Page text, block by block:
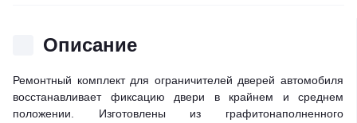
Описание
Ремонтный комплект для ограничителей дверей автомобиля
восстанавливает фиксацию двери в крайнем и среднем
положении. Изготовлены из графитонаполненного